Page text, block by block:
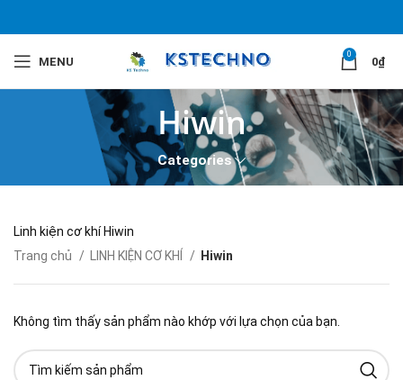
MENU
0
0₫
Hiwin
Categories
Linh kiện cơ khí Hiwin
Trang chủ
LINH KIỆN CƠ KHÍ Hiwin
Không tìm thấy sản phẩm nào khớp với lựa chọn của bạn.